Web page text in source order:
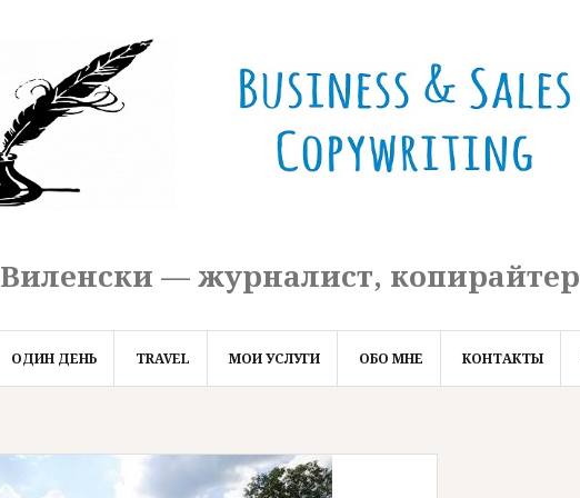
— журналист, копирайтер
ОДИН ДЕНЬ TRAVEL МОИ УСЛУГИ ОБО МНЕ КОНТАКТЫ